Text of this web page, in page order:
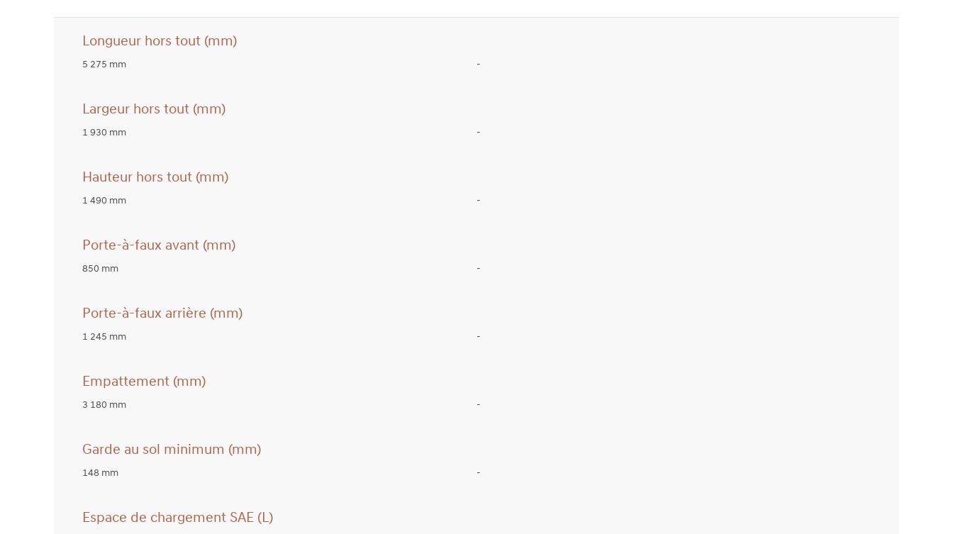
Longueur hors tout (mm)
5 275 mm -
Largeur hors tout (mm)
1 930 mm -
Hauteur hors tout (mm)
1 490 mm -
Porte-à-faux avant (mm)
850 mm -
Porte-à-faux arrière (mm)
1 245 mm -
Empattement (mm)
3 180 mm -
Garde au sol minimum (mm)
148 mm -
Espace de chargement SAE (L)